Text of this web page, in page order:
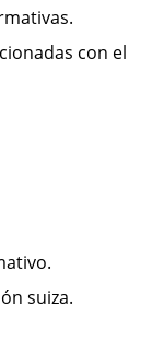
con el
suiza.